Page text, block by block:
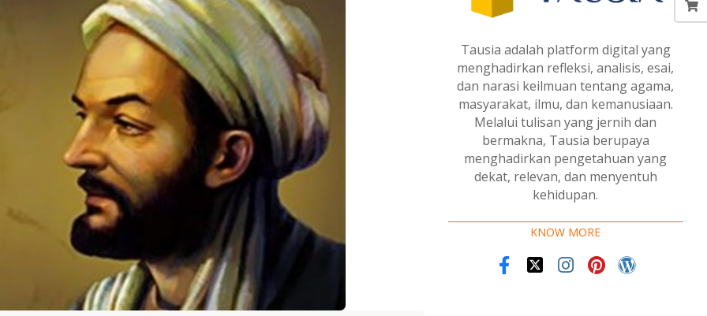
Tausia adalah platform digital yang
menghadirkan refleksi, analisis, esai,
dan narasi keilmuan tentang agama,
masyarakat, ilmu, dan kemanusiaan.
Melalui tulisan yang jernih dan
bermakna, Tausia berupaya
menghadirkan pengetahuan yang
dekat, relevan, dan menyentuh
kehidupan.
KNOW MORE